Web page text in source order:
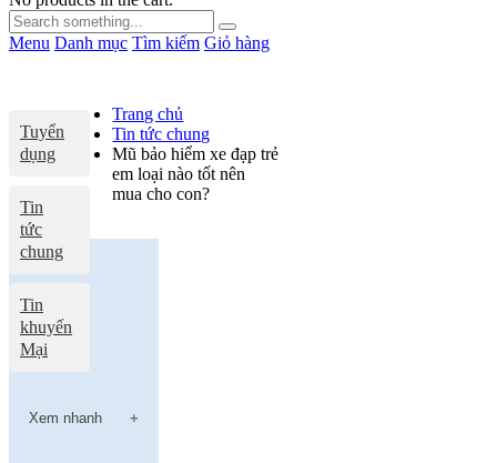
Menu Danh mục Tìm kiếm Giỏ hàng
Tuyển
dụng
Tin
tức
chung
Tin
khuyến
Mại
Trang chủ
Tin tức chung
Mũ bảo hiểm xe đạp trẻ
em loại nào tốt nên
mua cho con?
Xem nhanh